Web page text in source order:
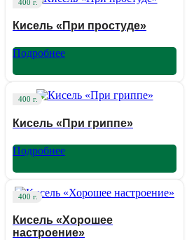
400 г.
Кисель «При простуде»
Подробнее
400 г.
Кисель «При гриппе»
Подробнее
400 г.
Кисель «Хорошее
настроение»